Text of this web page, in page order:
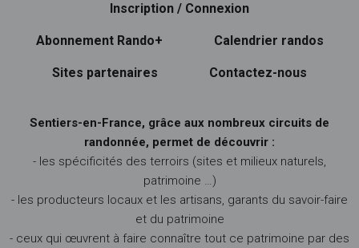
Inscription / Connexion
Abonnement Rando+ Calendrier randos
Sites partenaires Contactez-nous
Sentiers-en-France, grâce aux nombreux circuits de
randonnée, permet de découvrir :
- les spécificités des terroirs (sites et milieux naturels,
patrimoine …)
- les producteurs locaux et les artisans, garants du savoir-faire
et du patrimoine
- ceux qui œuvrent à faire connaître tout ce patrimoine par des